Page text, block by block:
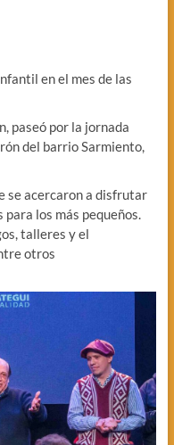
en el mes de las
paseó por la jornada
del barrio Sarmiento,
se acercaron a disfrutar
los más pequeños.
talleres y el
otros